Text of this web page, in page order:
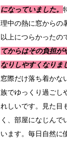
になっていました。
理中の熱に窓からの
以上につらかったの
てからはその負担が
なりしやすくなりま
窓際だけ落ち着かな
族でゆっくり過ごし
れしいです。見た目
く、部屋になじんで
います。毎日自然に